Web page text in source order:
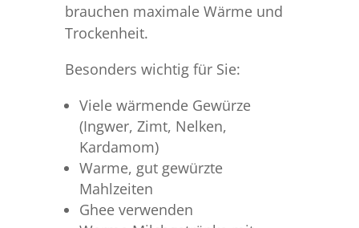
brauchen maximale Wärme und
Trockenheit.
Besonders wichtig für Sie:
Viele wärmende Gewürze
(Ingwer, Zimt, Nelken,
Kardamom)
Warme, gut gewürzte
Mahlzeiten
Ghee verwenden